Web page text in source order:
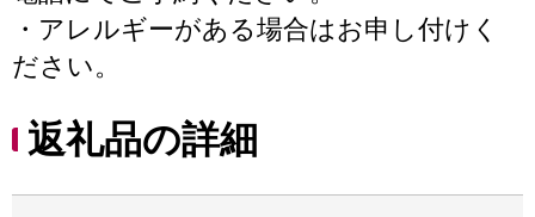
・アレルギーがある場合はお申し付けく
ださい。
返礼品の詳細